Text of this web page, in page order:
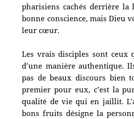
pharisiens cachés derrière
bonne conscience, mais Dieu
leur cœur.
Les vrais disciples sont
d’une manière authentique.
pas de beaux discours bien
premier pour eux, c’est la
qualité de vie qui en jaillit.
bons fruits désigne la